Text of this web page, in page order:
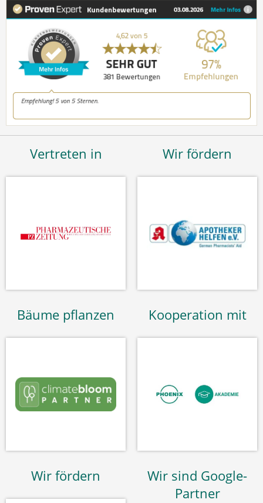
Vertreten in Wir fördern
Bäume pflanzen Kooperation mit
Wir fördern
Wir sind Google-
Partner